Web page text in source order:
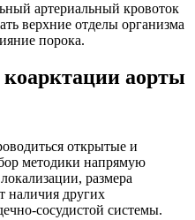
артериальный кровоток
верхние отделы организма
порока.
аорты
открытые и
методики напрямую
размера
наличия других
сосудистой системы.